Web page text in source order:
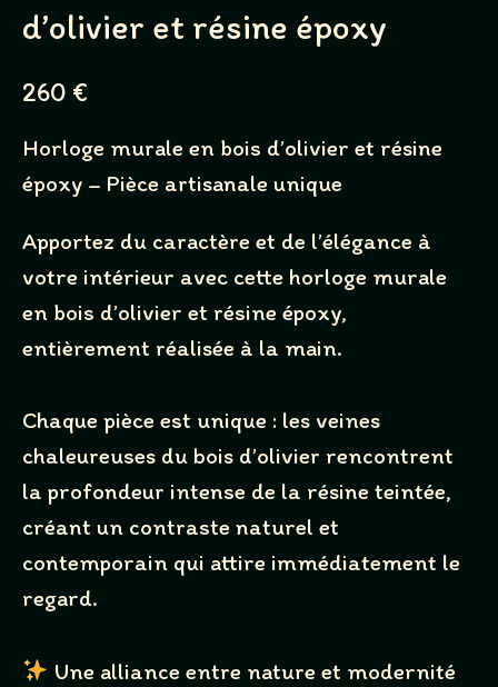
d’olivier et résine époxy
N
w
260 €
Horloge murale en bois d’olivier et résine
époxy – Pièce artisanale unique
Apportez du caractère et de l’élégance à
votre intérieur avec cette horloge murale
en bois d’olivier et résine époxy,
entièrement réalisée à la main.
Chaque pièce est unique : les veines
chaleureuses du bois d’olivier rencontrent
la profondeur intense de la résine teintée,
créant un contraste naturel et
contemporain qui attire immédiatement le
regard.
Une alliance entre nature et modernité
Write a review